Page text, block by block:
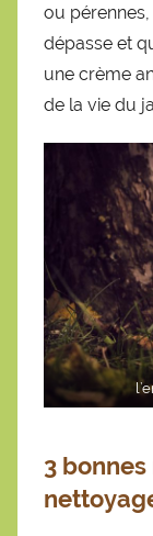
ou
dépasse et
une crème
de la vie du
3